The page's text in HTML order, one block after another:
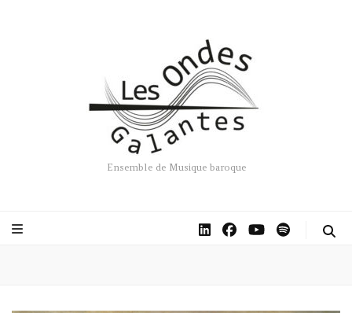
Ensemble de Musique baroque